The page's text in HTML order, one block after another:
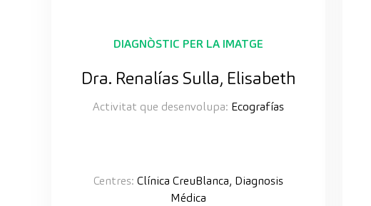
DIAGNÒSTIC PER LA IMATGE
Dra. Renalías Sulla, Elisabeth
Activitat que desenvolupa: Ecografías
Centres: Clínica CreuBlanca, Diagnosis
Médica